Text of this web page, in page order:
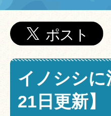
イノシシ
21日更新】